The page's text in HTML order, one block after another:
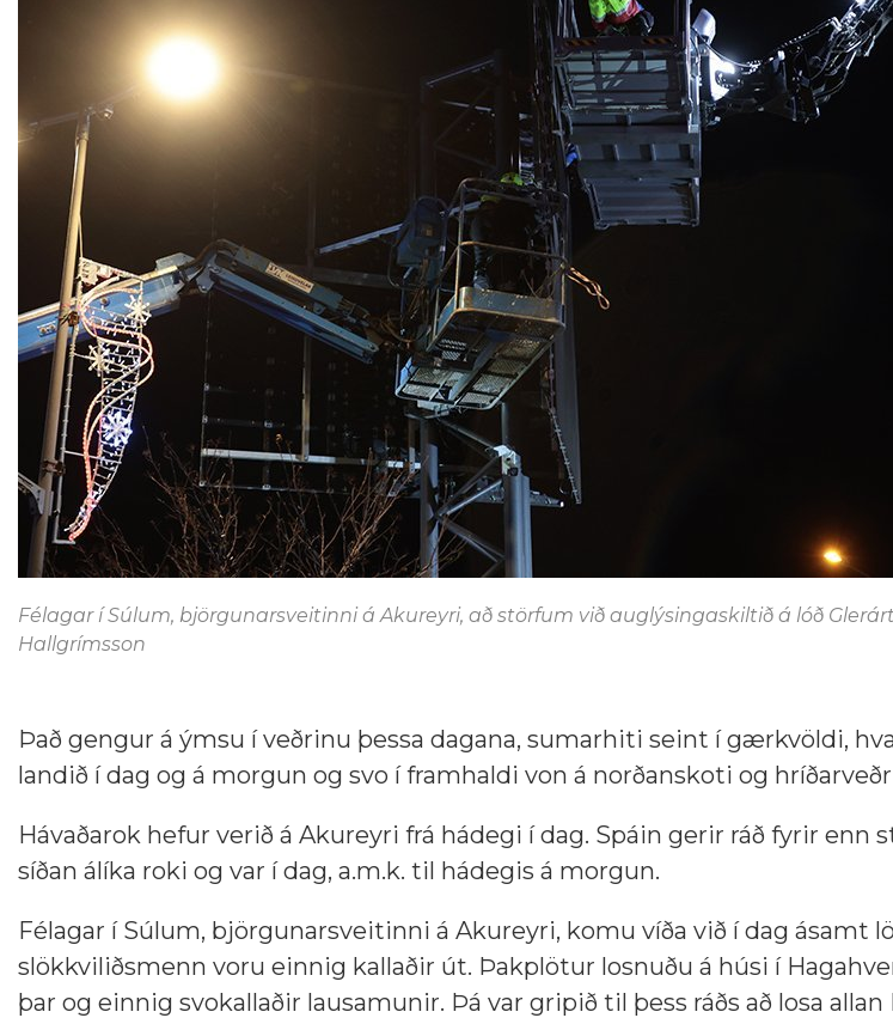
Félagar í Súlum, björgunarsveitinni á Akureyri, að störfum við auglýsingaskiltið á lóð
Hallgrímsson
Það gengur á ýmsu í veðrinu þessa dagana, sumarhiti seint í gærkvöldi,
landið í dag og á morgun og svo í framhaldi von á norðanskoti og
Hávaðarok hefur verið á Akureyri frá hádegi í dag. Spáin gerir ráð fyrir enn
síðan álíka roki og var í dag, a.m.k. til hádegis á morgun.
Félagar í Súlum, björgunarsveitinni á Akureyri, komu víða við í dag ásamt
slökkviliðsmenn voru einnig kallaðir út. Þakplötur losnuðu á húsi í
þar og einnig svokallaðir lausamunir. Þá var gripið til þess ráðs að losa